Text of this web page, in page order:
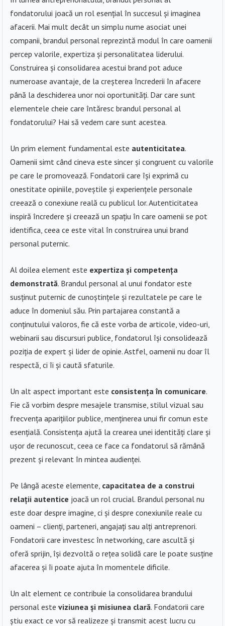
fondatorului joacă un rol esențial în succesul și imaginea
afacerii. Mai mult decât un simplu nume asociat unei
companii, brandul personal reprezintă modul în care oamenii
percep valorile, expertiza și personalitatea liderului.
Construirea și consolidarea acestui brand pot aduce
numeroase avantaje, de la creșterea încrederii în afacere
până la deschiderea unor noi oportunități. Dar care sunt
elementele cheie care întăresc brandul personal al
fondatorului? Hai să vedem care sunt acestea.
Un prim element fundamental este autenticitatea.
Oamenii simt când cineva este sincer și congruent cu valorile
pe care le promovează. Fondatorii care își exprimă cu
onestitate opiniile, poveștile și experiențele personale
creează o conexiune reală cu publicul lor. Autenticitatea
inspiră încredere și creează un spațiu în care oamenii se pot
identifica, ceea ce este vital în construirea unui brand
personal puternic.
Al doilea element este expertiza și competența
demonstrată. Brandul personal al unui fondator este
susținut puternic de cunoștințele și rezultatele pe care le
aduce în domeniul său. Prin partajarea constantă a
conținutului valoros, fie că este vorba de articole, video-uri,
webinarii sau discursuri publice, fondatorul își consolidează
poziția de expert și lider de opinie. Astfel, oamenii nu doar îl
respectă, ci îi și caută sfaturile.
Un alt aspect important este consistența în comunicare.
Fie că vorbim despre mesajele transmise, stilul vizual sau
frecvența aparițiilor publice, menținerea unui fir comun este
esențială. Consistența ajută la crearea unei identități clare și
ușor de recunoscut, ceea ce face ca fondatorul să rămână
prezent și relevant în mintea audienței.
Pe lângă aceste elemente, capacitatea de a construi
relații autentice joacă un rol crucial. Brandul personal nu
este doar despre imagine, ci și despre conexiunile reale cu
oameni – clienți, parteneri, angajați sau alți antreprenori.
Fondatorii care investesc în networking, care ascultă și
oferă sprijin, își dezvoltă o rețea solidă care le poate susține
afacerea și îi poate ajuta în momentele dificile.
Un alt element ce contribuie la consolidarea brandului
personal esteviziunea și misiunea clară. Fondatorii care
știu exact ce vor să realizeze și transmit acest lucru cu